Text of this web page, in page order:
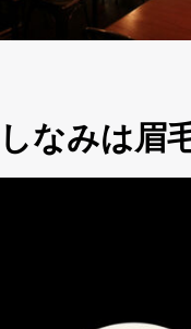
なみは眉